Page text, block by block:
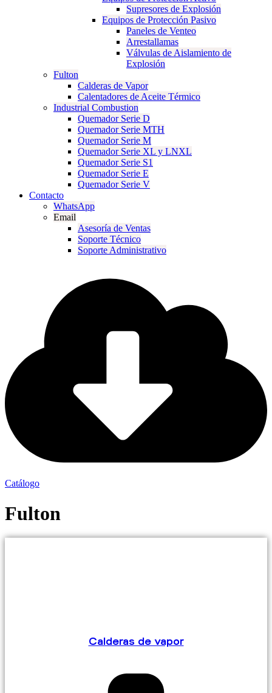
Supresores de Explosión
Equipos de Protección Pasivo
Paneles de Venteo
Arrestallamas
Válvulas de Aislamiento de
Explosión
Fulton
Calderas de Vapor
Calentadores de Aceite Térmico
Industrial Combustion
Quemador Serie D
Quemador Serie MTH
Quemador Serie M
Quemador Serie XL y LNXL
Quemador Serie S1
Quemador Serie E
Quemador Serie V
Contacto
WhatsApp
Email
Asesoría de Ventas
Soporte Técnico
Soporte Administrativo
Catálogo
Fulton
Calderas de vapor